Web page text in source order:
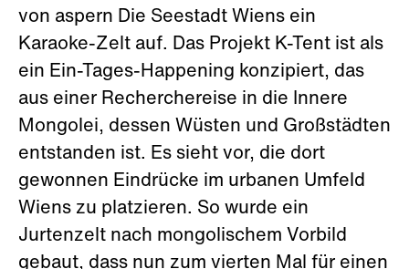
von aspern Die Seestadt Wiens ein
Karaoke-Zelt auf. Das Projekt K-Tent ist als
ein Ein-Tages-Happening konzipiert, das
aus einer Recherchereise in die Innere
Mongolei, dessen Wüsten und Großstädten
entstanden ist. Es sieht vor, die dort
gewonnen Eindrücke im urbanen Umfeld
Wiens zu platzieren. So wurde ein
Jurtenzelt nach mongolischem Vorbild
gebaut, dass nun zum vierten Mal für einen